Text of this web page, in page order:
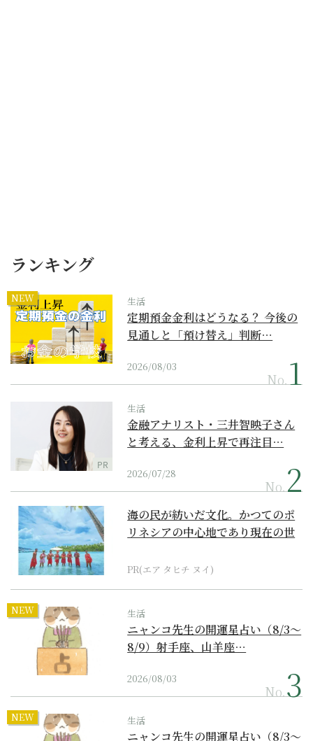
ランキング
NEW 生活
定期預金金利はどうなる？ 今後の
見通しと「預け替え」判断…
2026/08/03
No.
PR
生活
金融アナリスト・三井智映子さん
と考える、金利上昇で再注目…
2026/07/28
No.
海の民が紡いだ文化。かつてのポ
リネシアの中心地であり現在の世
PR(エア タヒチ ヌイ)
NEW 生活
ニャンコ先生の開運星占い（8/3～
8/9）射手座、山羊座…
2026/08/03
No.
NEW 生活
ニャンコ先生の開運星占い（8/3～